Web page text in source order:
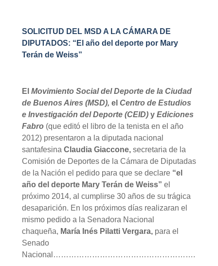
SOLICITUD DEL MSD A LA CÁMARA DE
DIPUTADOS: “El año del deporte por Mary
Terán de Weiss”
El Movimiento Social del Deporte de la Ciudad
de Buenos Aires (MSD), el Centro de Estudios
e Investigación del Deporte (CEID) y Ediciones
Fabro (que editó el libro de la tenista en el año
2012) presentaron a la diputada nacional
santafesina Claudia Giaccone, secretaria de la
Comisión de Deportes de la Cámara de Diputadas
de la Nación el pedido para que se declare“el
año del deporte Mary Terán de Weiss” el
próximo 2014, al cumplirse 30 años de su trágica
desaparición. En los próximos días realizaran el
mismo pedido a la Senadora Nacional
chaqueña, María Inés Pilatti Vergara, para el
Senado
Nacional……………………………………………….